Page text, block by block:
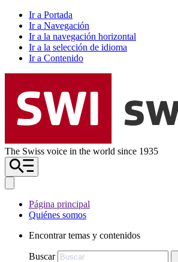
Ir a Portada
Ir a Navegación
Ir a la navegación horizontal
Ir a la selección de idioma
Ir a Contenido
The Swiss voice in the world since 1935
Página principal
Quiénes somos
Encontrar temas y contenidos
Buscar